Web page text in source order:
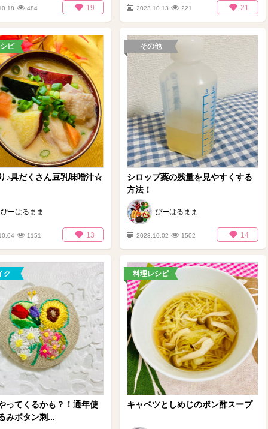
484 19 2023.10.13 221 21
ピ
♪具だくさん豆乳味噌汁☆
ぴーはるまま
1151 13
その他
シロップ薬の残量を見やすくする
方法！
ぴーはるまま
2023.10.02 1502 14
ク
ってくるかも？！通年使
みボタン刺...
料理レシピ
キャベツとしめじのポン酢スープ